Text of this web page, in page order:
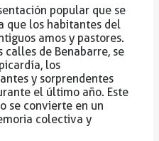
popular que se
que los habitantes del
amos y pastores.
de Benabarre, se
los
y sorprendentes
el último año. Este
se convierte en un
colectiva y